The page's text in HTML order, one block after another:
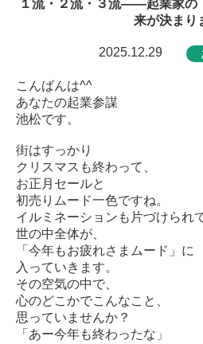
１流・２流・３流――起業家の
来が決まり
2025.12.29
こんばんは^^
あなたの起業参謀
池松です。
街はすっかり
クリスマスも終わって、
お正月セールと
初売りムード一色ですね。
イルミネーションも片づけられて
世の中全体が、
「今年もお疲れさまムード」に
入っていきます。
その空気の中で、
心のどこかでこんなこと、
思っていませんか？
「あー今年も終わったな」